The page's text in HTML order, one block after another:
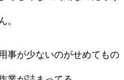
。
事が少ないのがせめてもの